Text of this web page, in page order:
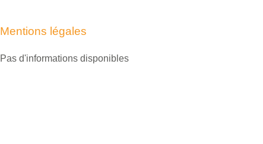
Mentions légales
Pas d'informations disponibles